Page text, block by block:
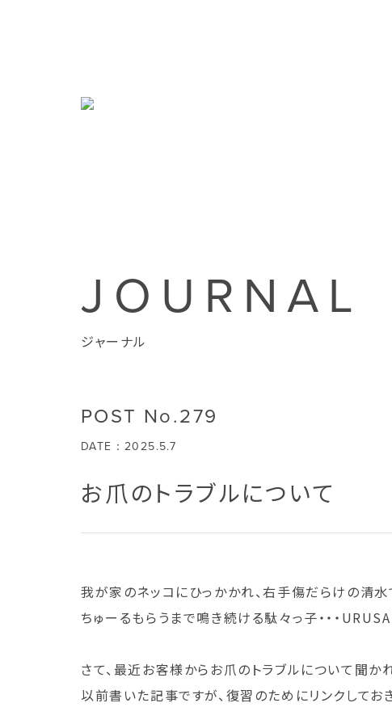
JOURNAL
ジャーナル
POST No.279
DATE：2025.5.7
お爪のトラブルについて
我が家のネッコにひっかかれ、右手傷だらけの清
ちゅーるもらうまで鳴き続ける駄々っ子・・・
さて、最近お客様からお爪のトラブルについて聞か
以前書いた記事ですが、復習のためにリンクしてお